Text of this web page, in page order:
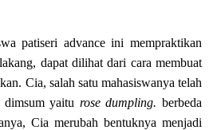
patiseri advance ini mempraktikan
dapat dilihat dari cara membuat
Cia, salah satu mahasiswanya telah
dimsum yaitu rose dumpling. berbeda
Cia merubah bentuknya menjadi